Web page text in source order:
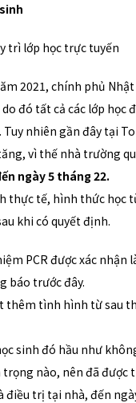
trì lớp học trực tuyến
2021, chính phủ
đó tất cả các lớp học
nhiên gần đây tại
vì thế nhà trường
ngày 5 tháng 22.
thực tế, hình thức học
khi có quyết định.
PCR được xác nhận
báo trước đây.
thêm tình hình từ sau
sinh đó hầu như
nào, nên đã được
điều trị tại nhà, đến